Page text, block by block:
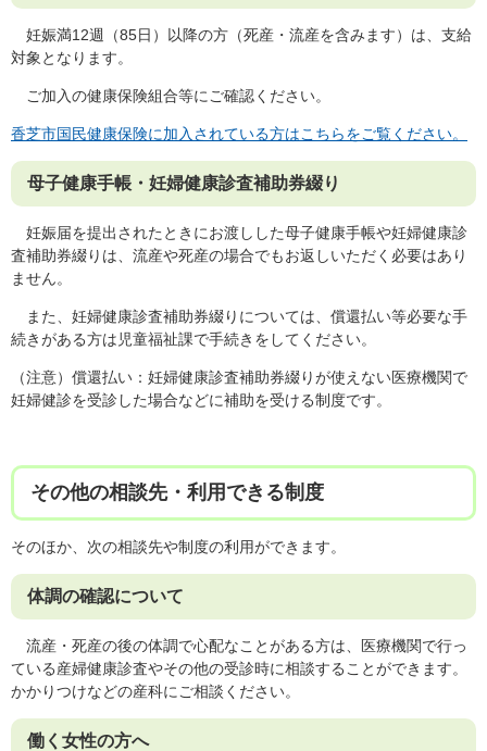
妊娠満12週（85日）以降の方（死産・流産を含みます）は、支給
対象となります。
ご加入の健康保険組合等にご確認ください。
香芝市国民健康保険に加入されている方はこちらをご覧ください。
母子健康手帳・妊婦健康診査補助券綴り
妊娠届を提出されたときにお渡しした母子健康手帳や妊婦健康診
査補助券綴りは、流産や死産の場合でもお返しいただく必要はあり
ません。
また、妊婦健康診査補助券綴りについては、償還払い等必要な手
続きがある方は児童福祉課で手続きをしてください。
（注意）償還払い：妊婦健康診査補助券綴りが使えない医療機関で
妊婦健診を受診した場合などに補助を受ける制度です。
その他の相談先・利用できる制度
そのほか、次の相談先や制度の利用ができます。
体調の確認について
流産・死産の後の体調で心配なことがある方は、医療機関で行っ
ている産婦健康診査やその他の受診時に相談することができます。
かかりつけなどの産科にご相談ください。
働く女性の方へ